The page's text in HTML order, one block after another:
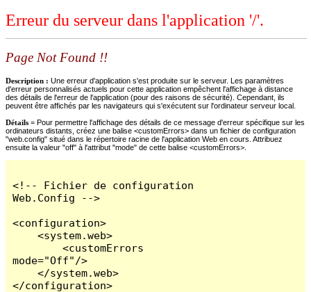
Erreur du serveur dans l'application '/'.
Page Not Found !!
Description : Une erreur d'application s'est produite sur le serveur. Les paramètres
d'erreur personnalisés actuels pour cette application empêchent l'affichage à distance
des détails de l'erreur de l'application (pour des raisons de sécurité). Cependant, ils
peuvent être affichés par les navigateurs qui s'exécutent sur l'ordinateur serveur local.
Détails = Pour permettre l'affichage des détails de ce message d'erreur spécifique sur les
ordinateurs distants, créez une balise <customErrors> dans un fichier de configuration
"web.config" situé dans le répertoire racine de l'application Web en cours. Attribuez
ensuite la valeur "off" à l'attribut "mode" de cette balise <customErrors>.
<!-- Fichier de configuration
Web.Config -->
<configuration>
    <system.web>
        <customErrors
mode="Off"/>
    </system.web>
</configuration>